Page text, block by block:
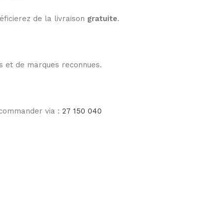
de la livraison gratuite.
et de marques reconnues.
via : 27 150 040